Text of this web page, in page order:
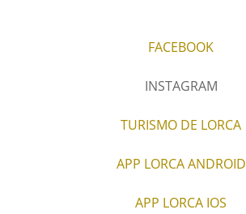
FACEBOOK
INSTAGRAM
TURISMO DE LORCA
APP LORCA ANDROID
APP LORCA IOS